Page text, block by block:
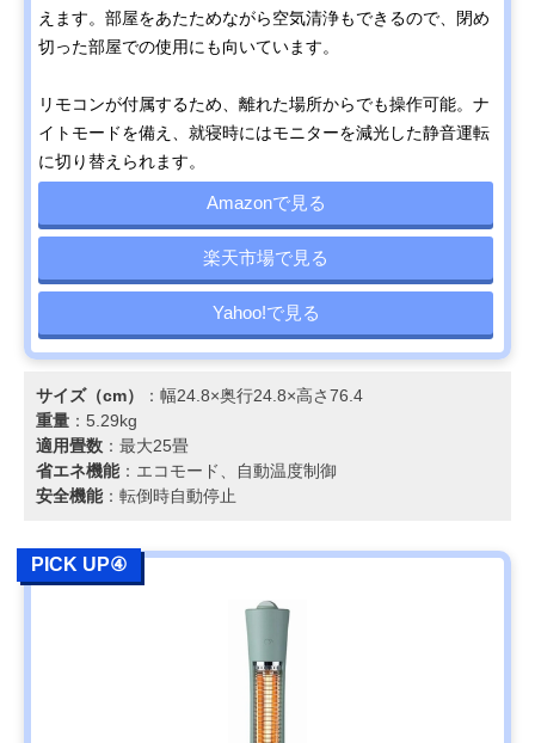
えます。部屋をあたためながら空気清浄もできるので、閉め
切った部屋での使用にも向いています。
リモコンが付属するため、離れた場所からでも操作可能。ナ
イトモードを備え、就寝時にはモニターを減光した静音運転
に切り替えられます。
Amazonで見る
楽天市場で見る
Yahoo!で見る
サイズ（cm）
：幅24.8×奥行24.8×高さ76.4
重量 ：5.29kg
適用畳数 ：最大25畳
省エネ機能：エコモード、自動温度制御
安全機能：転倒時自動停止
PICK UP④